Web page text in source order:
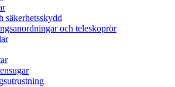
säkerhetsskydd
och teleskoprör